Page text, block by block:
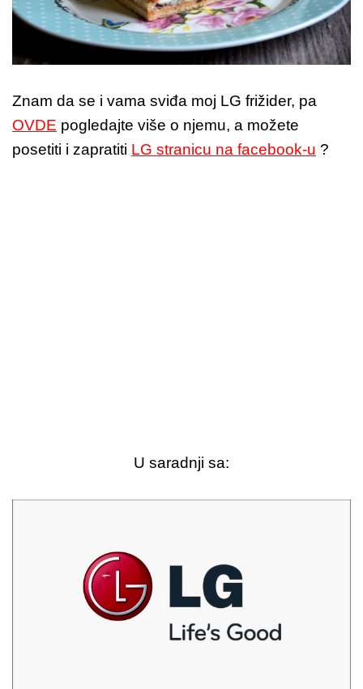
Znam da se i vama sviđa moj LG frižider, pa
OVDE pogledajte više o njemu, a možete
posetiti i zapratiti LG stranicu na facebook-u ?
U saradnji sa: